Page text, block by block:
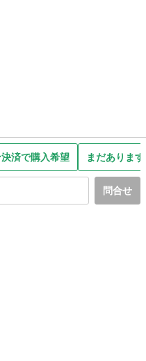
済で購入希望 まだありま
問合せ